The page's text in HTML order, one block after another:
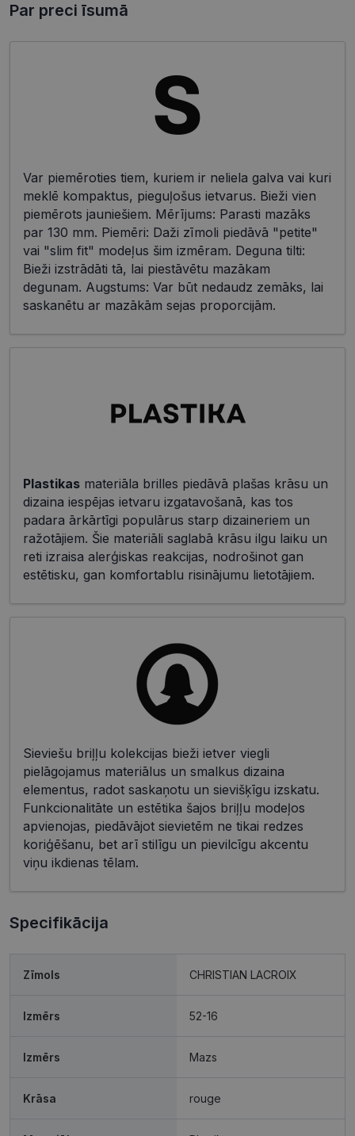
Par preci īsumā
Var piemēroties tiem, kuriem ir neliela galva vai kuri
meklē kompaktus, pieguļošus ietvarus. Bieži vien
piemērots jauniešiem. Mērījums: Parasti mazāks
par 130 mm. Piemēri: Daži zīmoli piedāvā "petite"
vai "slim fit" modeļus šim izmēram. Deguna tilti:
Bieži izstrādāti tā, lai piestāvētu mazākam
degunam. Augstums: Var būt nedaudz zemāks, lai
saskanētu ar mazākām sejas proporcijām.
Plastikas materiāla brilles piedāvā plašas krāsu un
dizaina iespējas ietvaru izgatavošanā, kas tos
padara ārkārtīgi populārus starp dizaineriem un
ražotājiem. Šie materiāli saglabā krāsu ilgu laiku un
reti izraisa alerģiskas reakcijas, nodrošinot gan
estētisku, gan komfortablu risinājumu lietotājiem.
Sieviešu briļļu kolekcijas bieži ietver viegli
pielāgojamus materiālus un smalkus dizaina
elementus, radot saskaņotu un sievišķīgu izskatu.
Funkcionalitāte un estētika šajos briļļu modeļos
apvienojas, piedāvājot sievietēm ne tikai redzes
koriģēšanu, bet arī stilīgu un pievilcīgu akcentu
viņu ikdienas tēlam.
Specifikācija
Zīmols CHRISTIAN LACROIX
Izmērs 52-16
Izmērs Mazs
Krāsa rouge